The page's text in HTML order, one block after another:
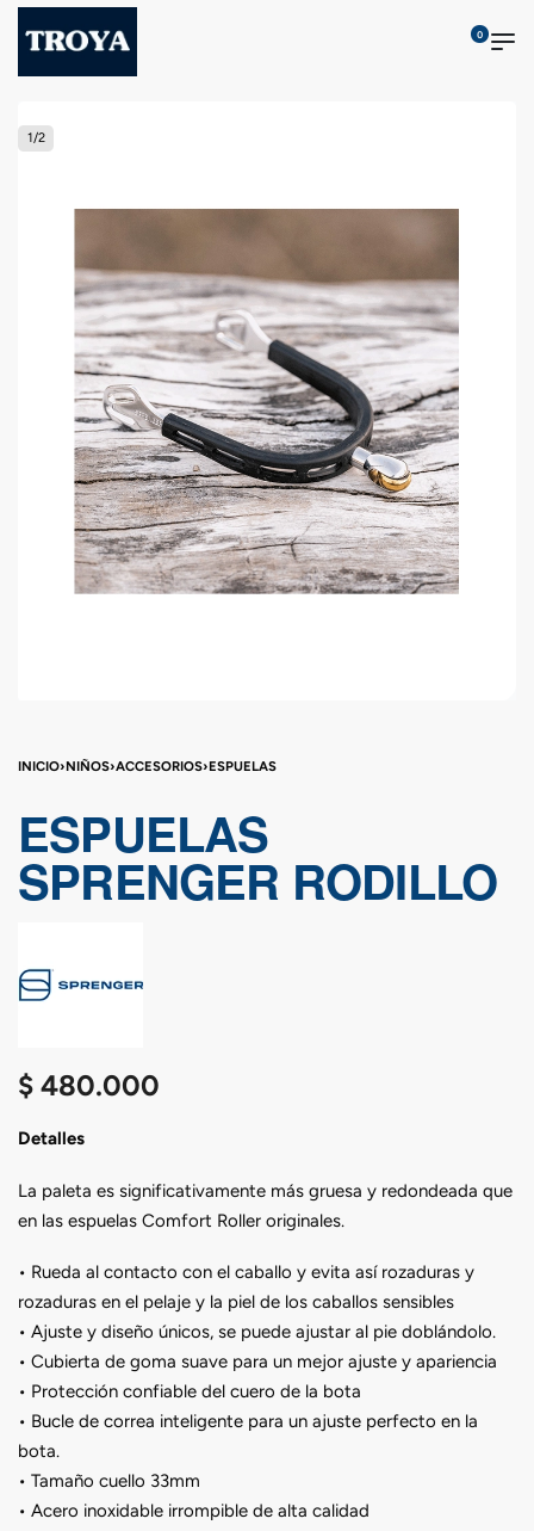
0
1/2
INICIO›NIÑOS›ACCESORIOS›ESPUELAS
ESPUELAS
SPRENGER RODILLO
$ 480.000
Detalles
La paleta es significativamente más gruesa y redondeada que
en las espuelas Comfort Roller originales.
• Rueda al contacto con el caballo y evita así rozaduras y
rozaduras en el pelaje y la piel de los caballos sensibles
• Ajuste y diseño únicos, se puede ajustar al pie doblándolo.
• Cubierta de goma suave para un mejor ajuste y apariencia
• Protección confiable del cuero de la bota
• Bucle de correa inteligente para un ajuste perfecto en la
bota.
• Tamaño cuello 33mm
• Acero inoxidable irrompible de alta calidad